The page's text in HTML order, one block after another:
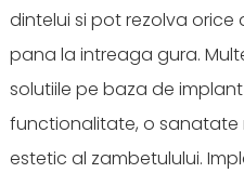
dintelui si pot rezolva orice
pana la intreaga gura.
solutiile pe baza de
functionalitate, o sanatate
estetic al zambetulului.